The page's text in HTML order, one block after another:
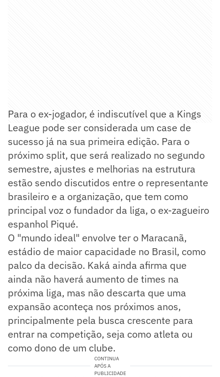
Para o ex-jogador, é indiscutível que a Kings
League pode ser considerada um case de
sucesso já na sua primeira edição. Para o
próximo split, que será realizado no segundo
semestre, ajustes e melhorias na estrutura
estão sendo discutidos entre o representante
brasileiro e a organização, que tem como
principal voz o fundador da liga, o ex-zagueiro
espanhol Piqué.
O "mundo ideal" envolve ter o Maracanã,
estádio de maior capacidade no Brasil, como
palco da decisão. Kaká ainda afirma que
ainda não haverá aumento de times na
próxima liga, mas não descarta que uma
expansão aconteça nos próximos anos,
principalmente pela busca crescente para
entrar na competição, seja como atleta ou
como dono de um clube.
CONTINUA
APÓS A
PUBLICIDADE